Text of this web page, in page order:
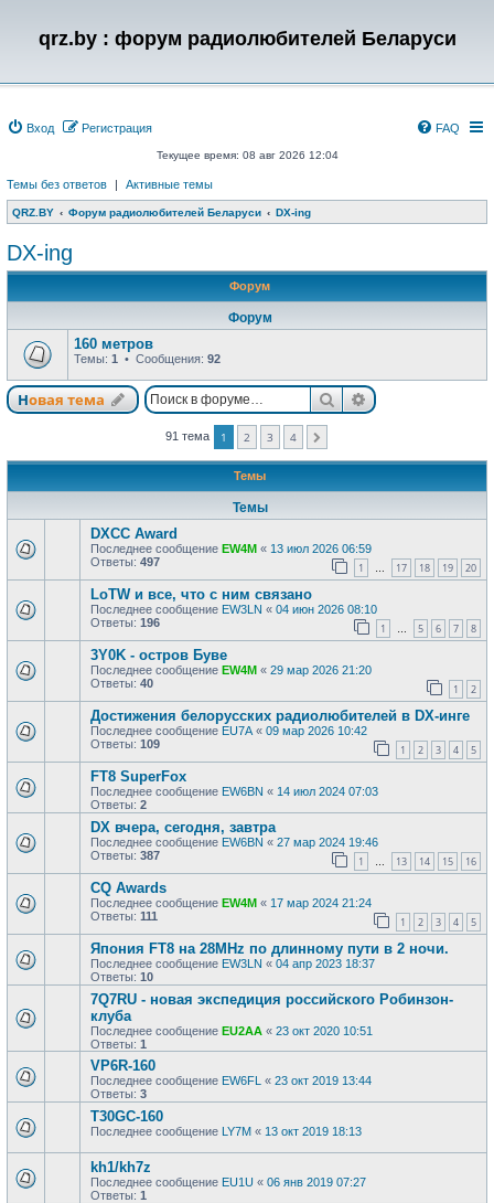
qrz.by : форум радиолюбителей Беларуси
Вход Регистрация FAQ
Текущее время: 08 авг 2026 12:04
Темы без ответов | Активные темы
QRZ.BY Форум радиолюбителей Беларуси DX-ing
DX-ing
Форум
Форум
160 метров
Темы: 1 • Сообщения: 92
Новая тема ПоискРасширенный
91 тема 1 2 3 4
Темы
Темы
DXCC Award
Последнее сообщение EW4M « 13 июл 2026 06:59
Ответы: 497 1 … 17 18 19 20
LoTW и все, что с ним связано
Последнее сообщение EW3LN « 04 июн 2026 08:10
Ответы: 196 1 … 5 6 7 8
3Y0K - остров Буве
Последнее сообщение EW4M « 29 мар 2026 21:20
Ответы: 40 1 2
Достижения белорусских радиолюбителей в DX-инге
Последнее сообщение EU7A « 09 мар 2026 10:42
Ответы: 109 1 2 3 4 5
FT8 SuperFox
Последнее сообщение EW6BN « 14 июл 2024 07:03
Ответы: 2
DX вчера, сегодня, завтра
Последнее сообщение EW6BN « 27 мар 2024 19:46
Ответы: 387 1 … 13 14 15 16
CQ Awards
Последнее сообщение EW4M « 17 мар 2024 21:24
Ответы: 111 1 2 3 4 5
Япония FT8 на 28MHz по длинному пути в 2 ночи.
Последнее сообщение EW3LN « 04 апр 2023 18:37
Ответы: 10
7Q7RU - новая экспедиция российского Робинзон-
клуба
Последнее сообщение EU2AA « 23 окт 2020 10:51
Ответы: 1
VP6R-160
Последнее сообщение EW6FL « 23 окт 2019 13:44
Ответы: 3
T30GC-160
Последнее сообщение LY7M « 13 окт 2019 18:13
kh1/kh7z
Последнее сообщение EU1U « 06 янв 2019 07:27
Ответы: 1